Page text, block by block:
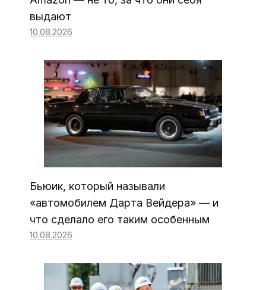
выдают
10.08.2026
Бьюик, который называли
«автомобилем Дарта Вейдера» — и
что сделало его таким особенным
10.08.2026